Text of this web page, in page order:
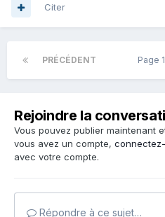
Citer
PRÉCÉDENT Page
Rejoindre la
Vous pouvez publier maintenant
vous avez un compte,
avec votre compte.
Répondre à ce sujet…